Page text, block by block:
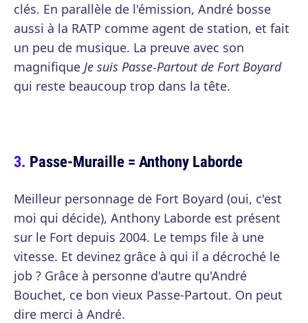
clés. En parallèle de l'émission, André bosse
aussi à la RATP comme agent de station, et fait
un peu de musique. La preuve avec son
magnifique Je suis Passe-Partout de Fort Boyard
qui reste beaucoup trop dans la tête.
Passe-Muraille = Anthony Laborde
Meilleur personnage de Fort Boyard (oui, c'est
moi qui décide), Anthony Laborde est présent
sur le Fort depuis 2004. Le temps file à une
vitesse. Et devinez grâce à qui il a décroché le
job ? Grâce à personne d'autre qu'André
Bouchet, ce bon vieux Passe-Partout. On peut
dire merci à André.